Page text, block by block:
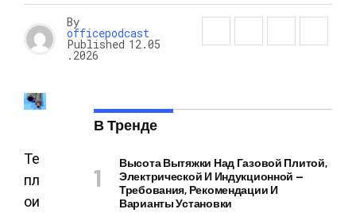
By
officepodcast
Published 12.05
.2026
Те
пл
ои
В Тренде
Высота Вытяжки Над Газовой Плитой,
Электрической И Индукционной —
Требования, Рекомендации И
Варианты Установки